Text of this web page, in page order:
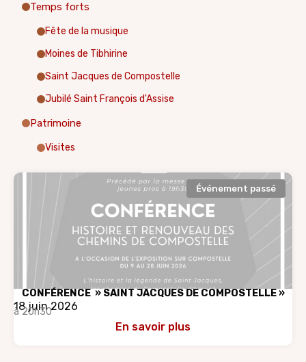
Temps forts
Fête de la musique
Moines de Tibhirine
Saint Jacques de Compostelle
Jubilé Saint François d'Assise
Patrimoine
Visites
Événement passé
CONFÉRENCE » SAINT JACQUES DE COMPOSTELLE »
18 juin 2026
à 20h30
En savoir plus